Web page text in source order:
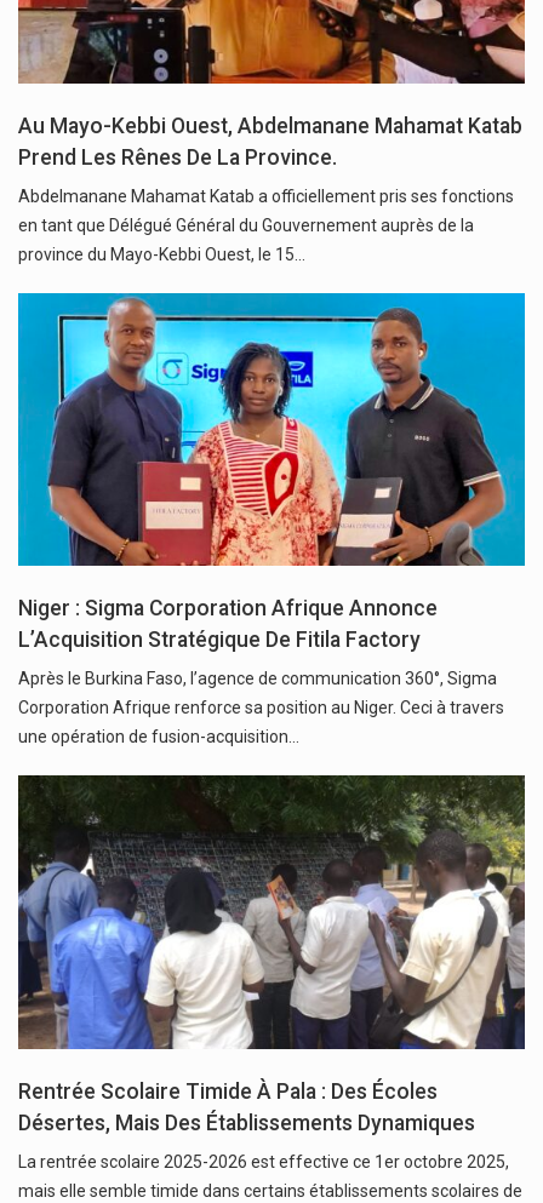
Au Mayo-Kebbi Ouest, Abdelmanane Mahamat Katab
Prend Les Rênes De La Province.
Abdelmanane Mahamat Katab a officiellement pris ses fonctions
en tant que Délégué Général du Gouvernement auprès de la
province du Mayo-Kebbi Ouest, le 15…
Niger : Sigma Corporation Afrique Annonce
L’Acquisition Stratégique De Fitila Factory
Après le Burkina Faso, l’agence de communication 360°, Sigma
Corporation Afrique renforce sa position au Niger. Ceci à travers
une opération de fusion-acquisition…
Rentrée Scolaire Timide À Pala : Des Écoles
Désertes, Mais Des Établissements Dynamiques
La rentrée scolaire 2025-2026 est effective ce 1er octobre 2025,
mais elle semble timide dans certains établissements scolaires de